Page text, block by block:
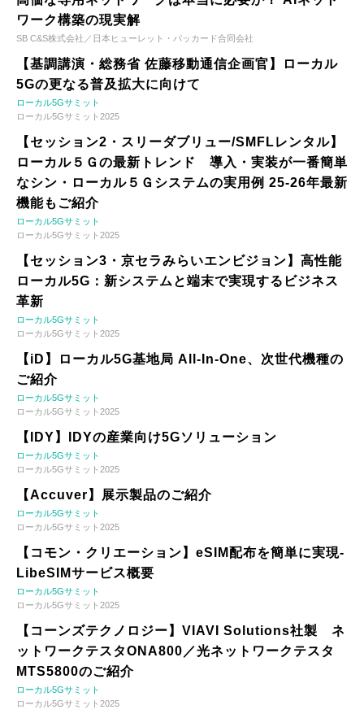
ワーク構築の現実解
SB C&S株式会社／日本ヒューレット・パッカード合同会社
【基調講演・総務省 佐藤移動通信企画官】ローカル
5Gの更なる普及拡大に向けて
ローカル5Gサミット
ローカル5Gサミット2025
【セッション2・スリーダブリュー/SMFLレンタル】
ローカル５Ｇの最新トレンド 導入・実装が一番簡単
なシン・ローカル５Ｇシステムの実用例 25-26年最新
機能もご紹介
ローカル5Gサミット
ローカル5Gサミット2025
【セッション3・京セラみらいエンビジョン】高性能
ローカル5G：新システムと端末で実現するビジネス
革新
ローカル5Gサミット
ローカル5Gサミット2025
【iD】ローカル5G基地局 All-In-One、次世代機種の
ご紹介
ローカル5Gサミット
ローカル5Gサミット2025
【IDY】IDYの産業向け5Gソリューション
ローカル5Gサミット
ローカル5Gサミット2025
【Accuver】展示製品のご紹介
ローカル5Gサミット
ローカル5Gサミット2025
【コモン・クリエーション】eSIM配布を簡単に実現-
LibeSIMサービス概要
ローカル5Gサミット
ローカル5Gサミット2025
【コーンズテクノロジー】VIAVI Solutions社製 ネ
ットワークテスタONA800／光ネットワークテスタ
MTS5800のご紹介
ローカル5Gサミット
ローカル5Gサミット2025